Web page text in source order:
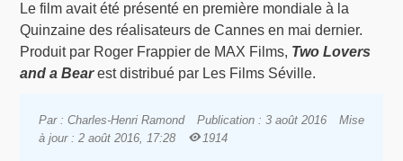
Le film avait été présenté en première mondiale à la
Quinzaine des réalisateurs de Cannes en mai dernier.
Produit par Roger Frappier de MAX Films, Two Lovers
and a Bearest distribué par Les Films Séville.
Par : Charles-Henri Ramond Publication : 3 août 2016
Mise
à jour : 2 août 2016, 17:28
1914